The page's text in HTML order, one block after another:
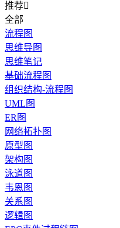
推荐
全部
流程图
思维导图
思维笔记
基础流程图
组织结构-流程图
UML图
ER图
网络拓扑图
原型图
架构图
泳道图
韦恩图
关系图
逻辑图